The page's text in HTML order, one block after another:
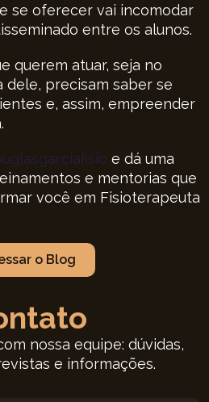
se oferecer vai incomodar
entre os alunos.
querem atuar, seja no
precisam saber se
e, assim, empreender
e dá uma
e mentorias que
você em Fisioterapeuta
o Blog
nossa equipe: dúvidas,
e informações.